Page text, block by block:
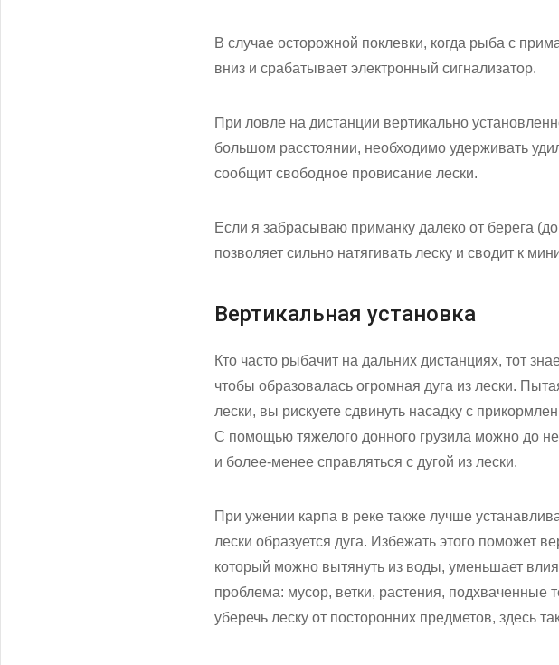
В случае осторожной поклевки, когда рыба с
вниз и срабатывает электронный сигнализатор.
При ловле на дистанции вертикально
большом расстоянии, необходимо удерживать
сообщит свободное провисание лески.
Если я забрасываю приманку далеко от берега
позволяет сильно натягивать леску и сводит к
Вертикальная установка
Кто часто рыбачит на дальних дистанциях, тот
чтобы образовалась огромная дуга из лески.
лески, вы рискуете сдвинуть насадку с
С помощью тяжелого донного грузила можно до
и более-менее справляться с дугой из лески.
При ужении карпа в реке также лучше
лески образуется дуга. Избежать этого поможет
который можно вытянуть из воды, уменьшает
проблема: мусор, ветки, растения, подхваченные
уберечь леску от посторонних предметов, здесь